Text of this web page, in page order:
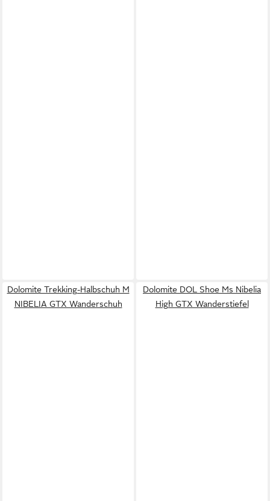
Dolomite Trekking-Halbschuh M
NIBELIA GTX Wanderschuh
Dolomite DOL Shoe Ms Nibelia
High GTX Wanderstiefel